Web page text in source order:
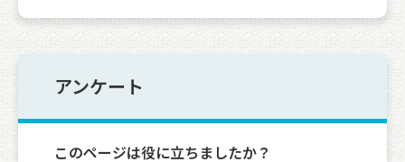
アンケート
このページは役に立ちましたか？